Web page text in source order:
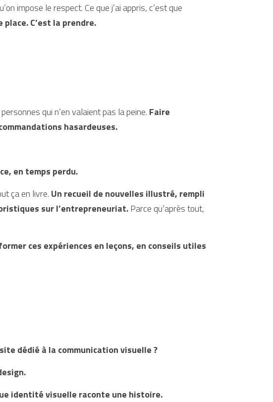
C’est la prendre.
qui n’en valaient pas la peine. Faire
hasardeuses.
en temps perdu.
ça en livre. Un recueil de nouvelles illustré, rempli
sur l’entrepreneuriat.
ces expériences en leçons, en conseils utiles
dédié à la communication visuelle ?
identité visuelle raconte une histoire.